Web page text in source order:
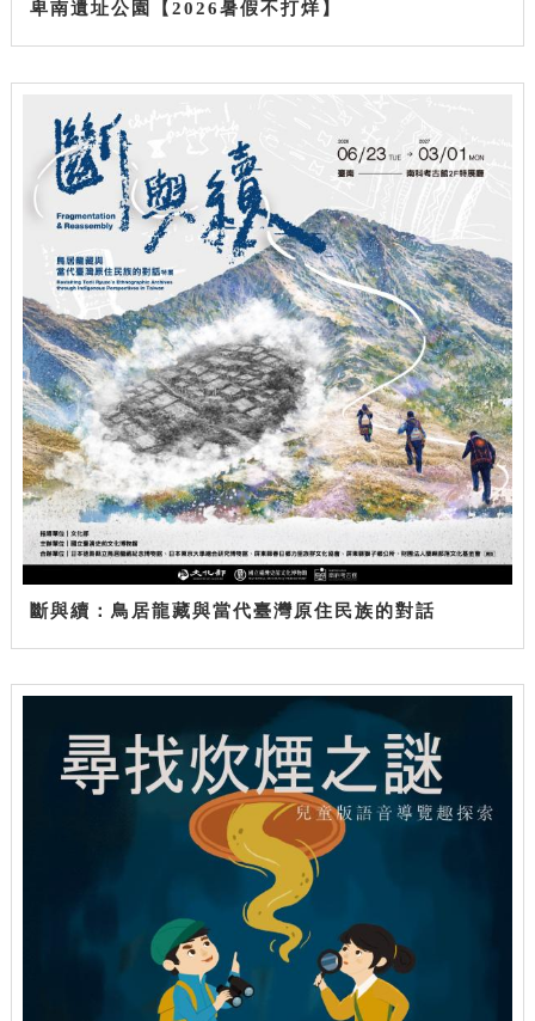
卑南遺址公園【2026暑假不打烊】
斷與續：鳥居龍藏與當代臺灣原住民族的對話